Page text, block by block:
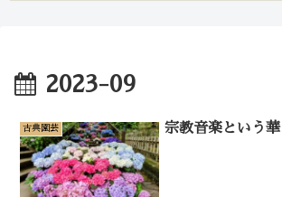
2023-09
古典園芸 宗教音楽という華